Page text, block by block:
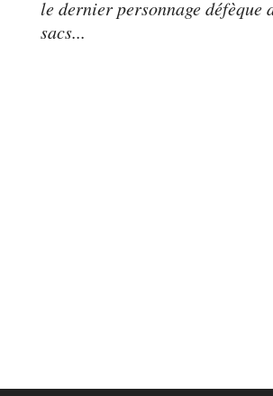
le dernier personnage défèque
sacs...